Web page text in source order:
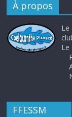
À propos
Le
Le
FFESSM